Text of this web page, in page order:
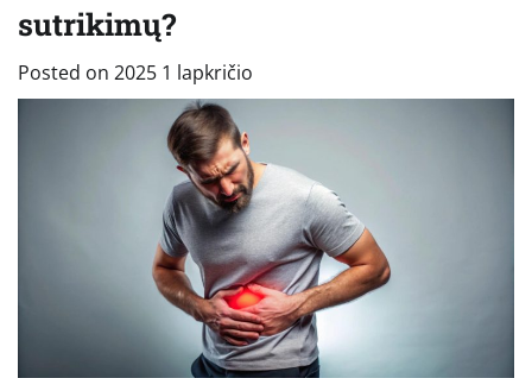
sutrikimų?
Posted on 2025 1 lapkričio